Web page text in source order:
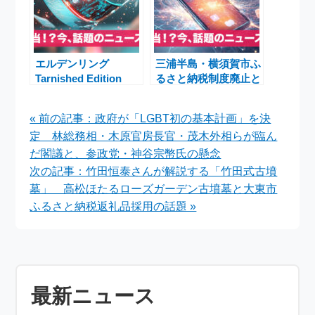
エルデンリング
Tarnished Edition
や最新情報まとめ
三浦半島・横須賀市ふ
るさと納税制度廃止と
力発信～
« 前の記事：政府が「LGBT初の基本計画」を決
定 林総務相・木原官房長官・茂木外相らが臨ん
だ閣議と、参政党・神谷宗幣氏の懸念
次の記事：竹田恒泰さんが解説する「竹田式古墳
墓」 高松ほたるローズガーデン古墳墓と大東市
ふるさと納税返礼品採用の話題 »
最新ニュース